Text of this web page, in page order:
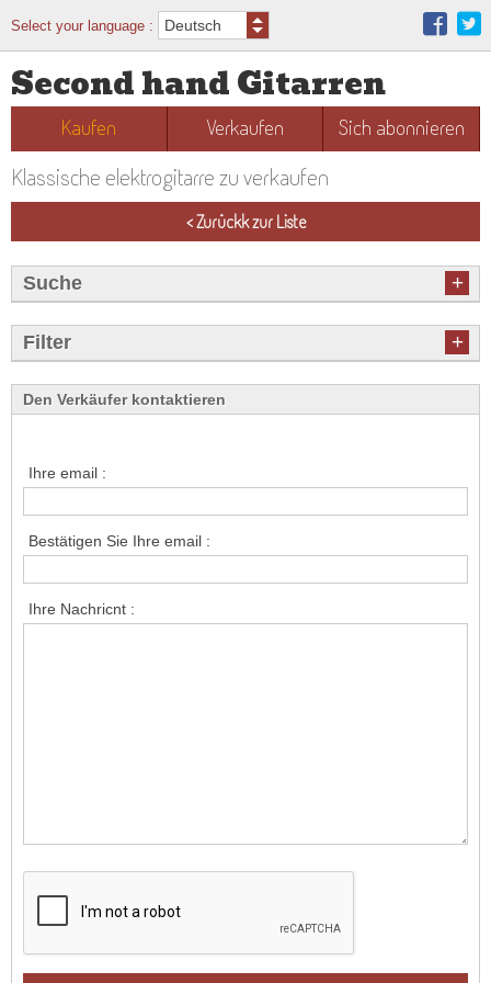
Select your language :
Second hand Gitarren
Kaufen Verkaufen Sich abonnieren
Klassische elektrogitarre zu verkaufen
< Zurückk zur Liste
Suche +
Filter +
Den Verkäufer kontaktieren
Ihre email :
Bestätigen Sie Ihre email :
Ihre Nachricnt :